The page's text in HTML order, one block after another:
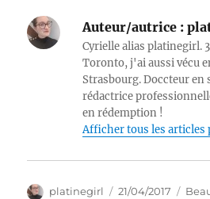
Auteur/autrice :
Cyrielle alias platinegirl.
Toronto, j'ai aussi vécu
Strasbourg. Doccteur en
rédactrice
en rédemption !
Afficher tous les articles
Auteur
platinegirl
Publié
21/04/2017